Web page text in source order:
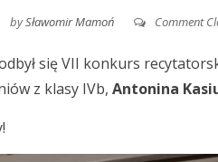
bySławomir Mamoń Comment
się VII konkurs
z klasy IVb, Antonina